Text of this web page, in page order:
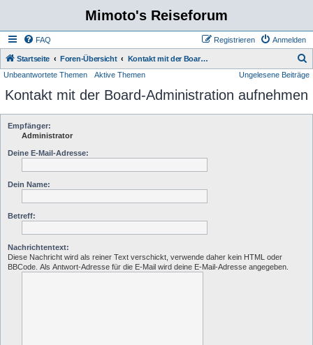
Mimoto's Reiseforum
FAQ Anmelden
Registrieren
Startseite Foren-Übersicht Kontakt mit der Board-Administration aufnehmen
u
Unbeantwortete Themen Aktive Themen Ungelesene Beiträge
Kontakt mit der Board-Administration aufnehmen
Empfänger:
Administrator
Deine E-Mail-Adresse:
Dein Name:
Betreff:
Nachrichtentext:
Diese Nachricht wird als reiner Text verschickt, verwende daher kein HTML oder
BBCode. Als Antwort-Adresse für die E-Mail wird deine E-Mail-Adresse angegeben.